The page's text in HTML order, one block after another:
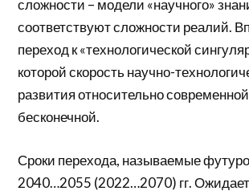
сложности – модели «научного»
соответствуют сложности реалий.
переход к «технологической
которой скорость научно-
развития относительно
бесконечной.
Сроки перехода, называемые
2040…2055 (2022…2070) гг.